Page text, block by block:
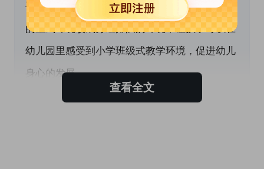
要的学习环境。注意改变活动室的布局，把集中
的坐式环境改成分组排队的环境，让孩子可以在
幼儿园里感受到小学班级式教学环境，促进幼儿
身心的发展。
(二)幼儿入学的学习准备。
查看全文